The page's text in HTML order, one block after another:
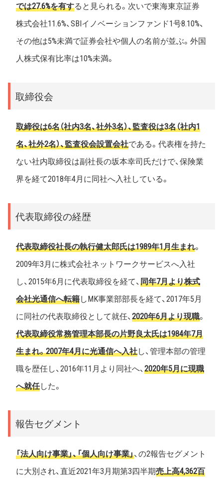
では27.6%を有すると見られる。次いで東海東京証券
株式会社11.6%、SBIイノベーションファンド1号8.10%、
その他は5%未満で証券会社や個人の名前が並ぶ。外国
人株式保有比率は10%未満。
取締役会
取締役は6名（社内3名、社外3名）、監査役は3名（社内1
名、社外2名）、監査役会設置会社である。代表権を持た
ない社内取締役は副社長の坂本幸司氏だけで、保険業
界を経て2018年4月に同社へ入社している。
代表取締役の経歴
代表取締役社長の執行健太郎氏は1989年1月生まれ。
2009年3月に株式会社ネットワークサービスへ入社
し、2015年6月に代表取締役を経て、 同年7月より株式
会社光通信へ転籍しMK事業部部長を経て、2017年5月
に同社の代表取締役として就任、 2020年6月より現職。
代表取締役常務管理本部長の片野良太氏は1984年7月
生まれ。2007年4月に光通信へ入社し、管理本部の管理
職を歴任し、2016年11月より同社へ、 2020年5月に現職
へ就任した。
報告セグメント
「法人向け事業」、「個人向け事業」、の2報告セグメント
に大別され、直近2021年3月期第3四半期売上高4,362百